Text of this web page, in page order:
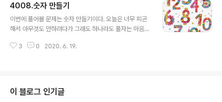
풀 수 있을 것 같았는데 솔직히 재귀로 풀면 설계에 실수해
서 시간안에 못 풀 것 같기도 했고 그냥 푸는게 실수도 적을
것 같으면서 더 쉬울 것 같았다.... => 재귀로 다시 풀어 봐
딩에 정답은 없다지만 코드의 효율이 좋지 않다는건 실감
4008.숫자 만들기
이번에 풀어볼 문제는 숫자 만들기이다. 오늘은 너무 피곤
해서 아무것도 안하려다가 그래도 하나라도 풀자는 마음에
난이도가 매우 낮은 문제가 나왔다... 크흠.. 이렇게 쉬운 문
만 할줄 알면 풀리는 간단한 문제이다. 딱히 중요한 설계도
필요없었던거 같다. 그냥 풀면된다. 알고리즘을 시작한지
3 0 2020. 6. 19.
이 블로그 인기글